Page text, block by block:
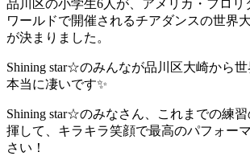
品川区の小学生6人が、アメリカ・フロリ
ワールドで開催されるチアダンスの世界
が決まりました。
Shining star☆のみんなが品川区大崎から世
本当に凄いです✨
Shining star☆のみなさん、これまでの練
揮して、キラキラ笑顔で最高のパフォー
さい！